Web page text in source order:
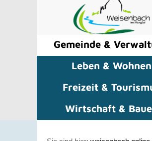
Gemeinde &
Leben & Wohnen
Freizeit &
Wirtschaft &